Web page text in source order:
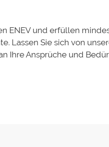
und erfüllen
Lassen Sie sich von
Ihre Ansprüche und